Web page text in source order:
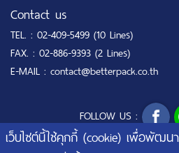
Contact us
TEL. : 02-409-5499 (10 Lines)
FAX. : 02-886-9393 (2 Lines)
E-MAIL : contact@betterpack.co.th
FOLLOW US :
เว็บไซต์นี้ใช้คุกกี้ (cookie) เพื่อพัฒน